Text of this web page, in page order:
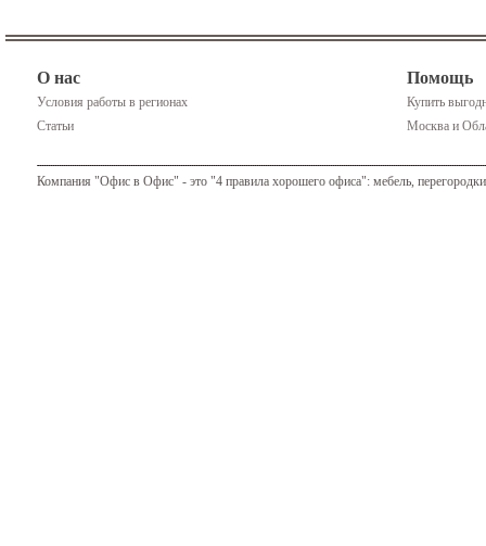
О нас
Условия работы в регионах
Статьи
Помощь
Купить
Москва и
Компания "Офис в Офис" - это "4 правила хорошего офиса": мебель,